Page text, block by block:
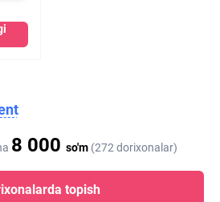
8 000 so'm (272 dorixonalar)
topish